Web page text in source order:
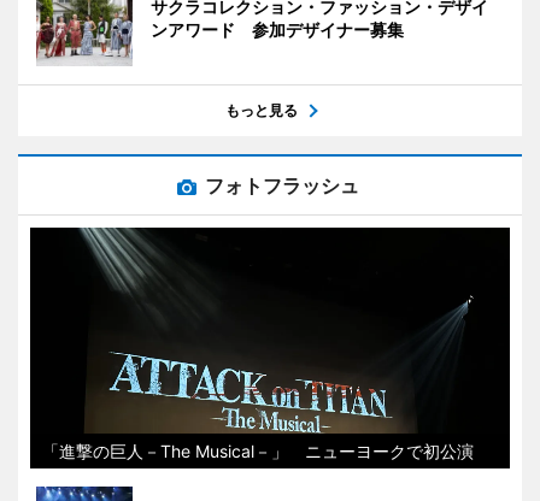
サクラコレクション・ファッション・デザイ
ンアワード 参加デザイナー募集
もっと見る
フォトフラッシュ
「進撃の巨人－The Musical－」 ニューヨークで初公演